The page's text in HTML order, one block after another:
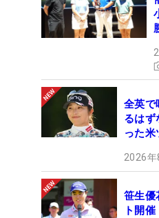
全英で
るは
った
2026
笹生優
ト開